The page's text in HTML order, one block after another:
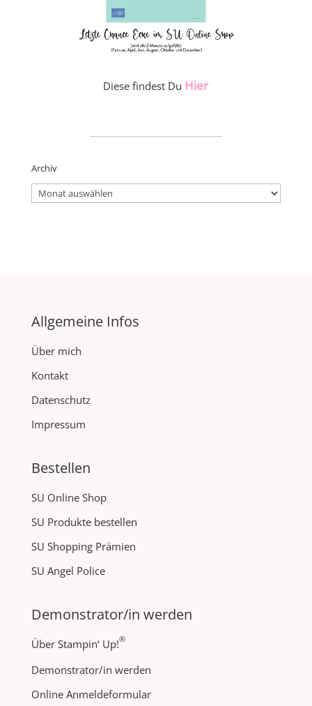
Diese findest Du Hier
Archiv
Archiv
Allgemeine Infos
Über mich
Kontakt
Datenschutz
Impressum
Bestellen
SU Online Shop
SU Produkte bestellen
SU Shopping Prämien
SU Angel Police
Demonstrator/in werden
Über Stampin‘ Up!®
Demonstrator/in werden
Online Anmeldeformular